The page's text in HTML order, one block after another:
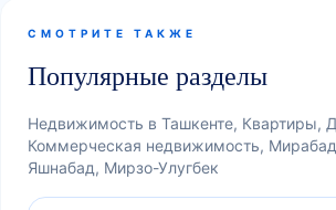
СМОТРИТЕ ТАКЖЕ
Популярные разделы
Недвижимость в Ташкенте, Квартиры,
Коммерческая недвижимость,
Яшнабад, Мирзо-Улугбек